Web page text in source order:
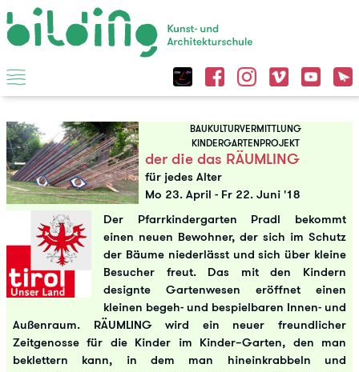
BAUKULTURVERMITTLUNG
KINDERGARTENPROJEKT
der die das RÄUMLING
für jedes Alter
Mo 23. April - Fr 22. Juni '18
Der Pfarrkindergarten Pradl bekommt
einen neuen Bewohner, der sich im Schutz
der Bäume niederlässt und sich über kleine
Besucher freut. Das mit den Kindern
designte Gartenwesen eröffnet einen
kleinen begeh- und bespielbaren Innen- und
Außenraum. RÄUMLING wird ein neuer freundlicher
Zeitgenosse für die Kinder im Kinder–Garten, den man
beklettern kann, in dem man hineinkrabbeln und